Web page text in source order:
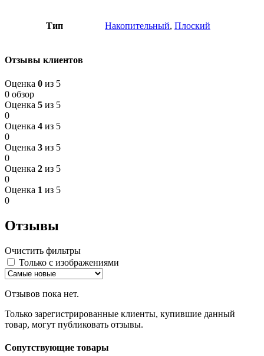
Тип Накопительный, Плоский
Отзывы клиентов
Оценка 0 из 5
0 обзор
Оценка 5 из 5
0
Оценка 4 из 5
0
Оценка 3 из 5
0
Оценка 2 из 5
0
Оценка 1 из 5
0
Отзывы
Очистить фильтры
Только с изображениями
Отзывов пока нет.
Только зарегистрированные клиенты, купившие данный
товар, могут публиковать отзывы.
Сопутствующие товары